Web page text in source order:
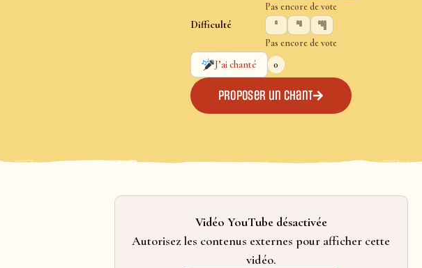
Pas encore de vote
Difficulté
Pas encore de vote
J’ai chanté
0
Proposer un chant
Vidéo YouTube désactivée
Autorisez les contenus externes pour afficher cette
vidéo.